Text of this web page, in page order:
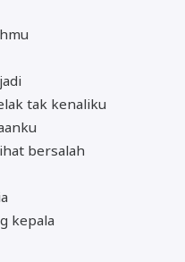
tak kenaliku
bersalah
kepala